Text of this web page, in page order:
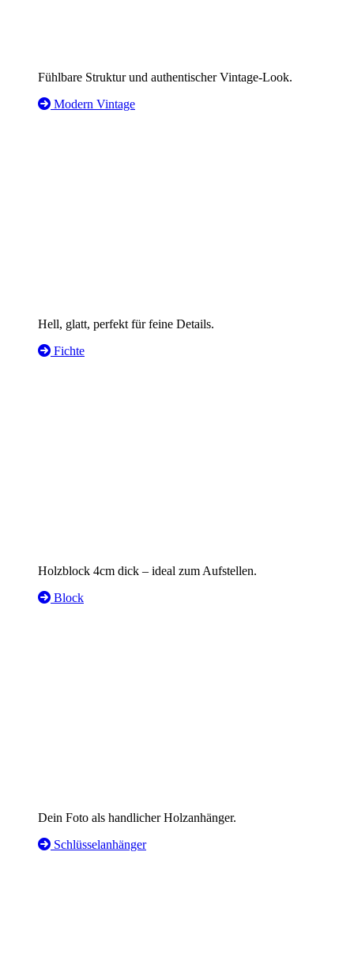
Fühlbare Struktur und authentischer Vintage-Look.
Modern Vintage
Hell, glatt, perfekt für feine Details.
Fichte
Holzblock 4cm dick – ideal zum Aufstellen.
Block
Dein Foto als handlicher Holzanhänger.
Schlüsselanhänger